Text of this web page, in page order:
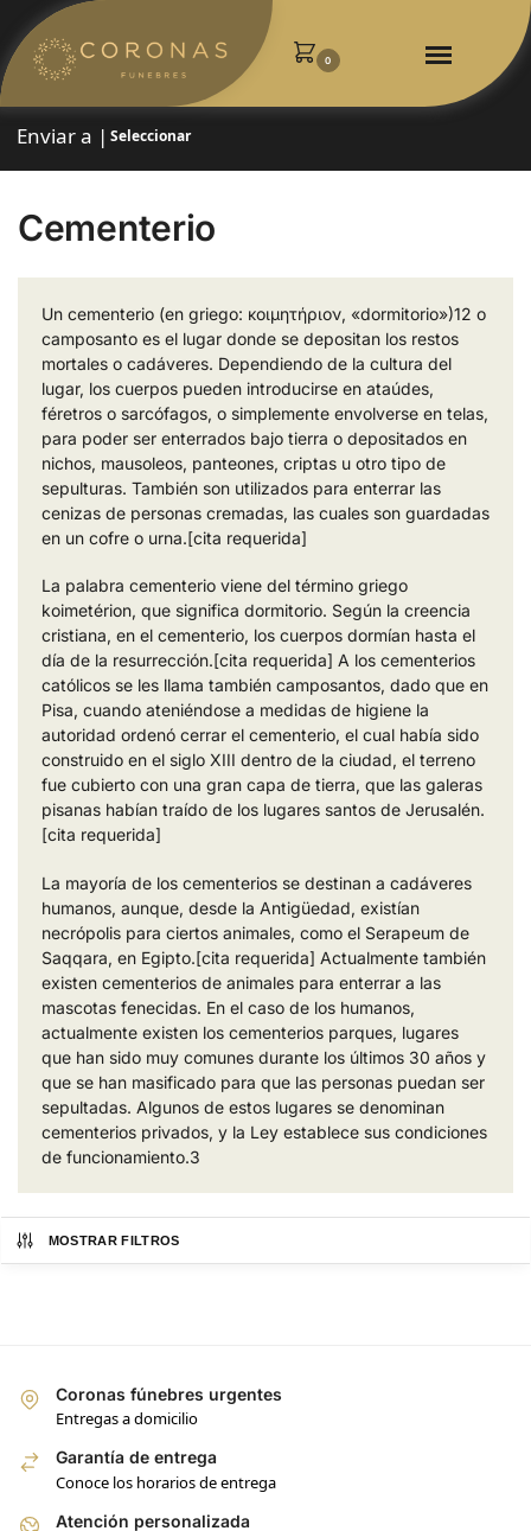
0
Enviar a | Seleccionar
Cementerio
Un cementerio (en griego: κοιμητήριον, «dormitorio»)1​2​ o
camposanto es el lugar donde se depositan los restos
mortales o cadáveres. Dependiendo de la cultura del
lugar, los cuerpos pueden introducirse en ataúdes,
féretros o sarcófagos, o simplemente envolverse en telas,
para poder ser enterrados bajo tierra o depositados en
nichos, mausoleos, panteones, criptas u otro tipo de
sepulturas. También son utilizados para enterrar las
cenizas de personas cremadas, las cuales son guardadas
en un cofre o urna.[cita requerida]
La palabra cementerio viene del término griego
koimetérion, que significa dormitorio. Según la creencia
cristiana, en el cementerio, los cuerpos dormían hasta el
día de la resurrección.[cita requerida] A los cementerios
católicos se les llama también camposantos, dado que en
Pisa, cuando ateniéndose a medidas de higiene la
autoridad ordenó cerrar el cementerio, el cual había sido
construido en el siglo XIII dentro de la ciudad, el terreno
fue cubierto con una gran capa de tierra, que las galeras
pisanas habían traído de los lugares santos de Jerusalén.
[cita requerida]
La mayoría de los cementerios se destinan a cadáveres
humanos, aunque, desde la Antigüedad, existían
necrópolis para ciertos animales, como el Serapeum de
Saqqara, en Egipto.[cita requerida] Actualmente también
existen cementerios de animales para enterrar a las
mascotas fenecidas. En el caso de los humanos,
actualmente existen los cementerios parques, lugares
que han sido muy comunes durante los últimos 30 años y
que se han masificado para que las personas puedan ser
sepultadas. Algunos de estos lugares se denominan
cementerios privados, y la Ley establece sus condiciones
de funcionamiento.3​
MOSTRAR FILTROS
Coronas fúnebres urgentes
Entregas a domicilio
Garantía de entrega
Conoce los horarios de entrega
Atención personalizada